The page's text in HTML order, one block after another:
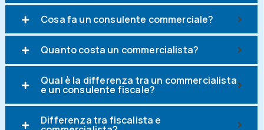
Cosa fa un consulente commerciale?
Quanto costa un commercialista?
Qual è la differenza tra un commercialista
e un consulente fiscale?
Differenza tra fiscalista e